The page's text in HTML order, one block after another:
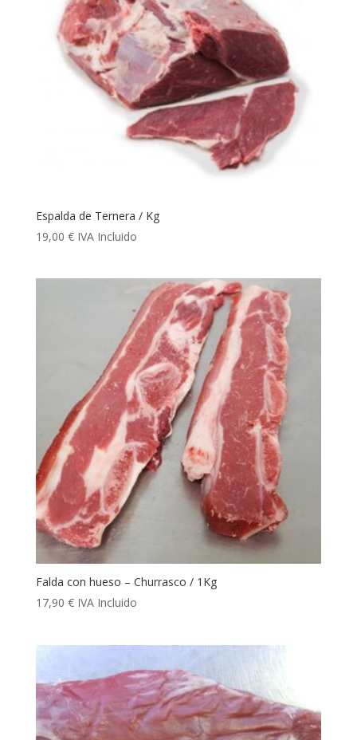
Espalda de Ternera / Kg
19,00 € IVA Incluido
Falda con hueso – Churrasco / 1Kg
17,90 € IVA Incluido